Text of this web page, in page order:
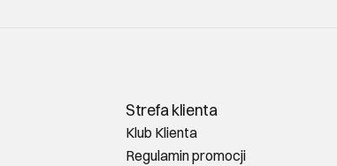
Strefa klienta
Klub Klienta
Regulamin promocji